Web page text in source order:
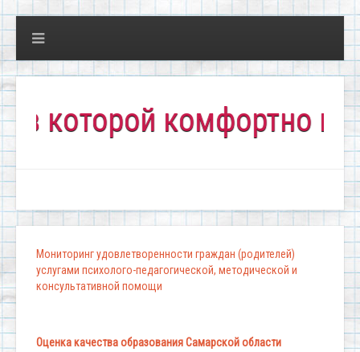
комфортно всем!"
Мониторинг удовлетворенности граждан (родителей)
услугами психолого-педагогической, методической и
консультативной помощи
Оценка качества образования Самарской области